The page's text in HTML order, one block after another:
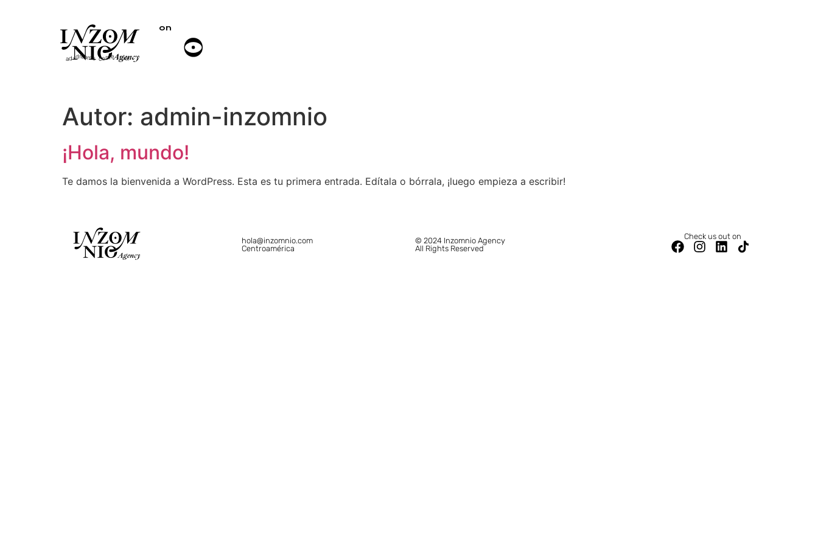
ad-dream s come true!
on
Autor: admin-inzomnio
¡Hola, mundo!
Te damos la bienvenida a WordPress. Esta es tu primera entrada. Edítala o bórrala, ¡luego empieza a escribir!
hola@inzomnio.com
Centroamérica
© 2024 Inzomnio Agency
All Rights Reserved
Check us out on